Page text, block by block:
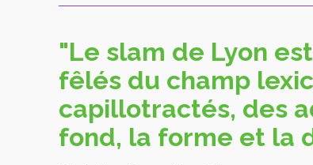
"Le slam de Lyon
fêlés du champ
capillotractés, des
fond, la forme et la